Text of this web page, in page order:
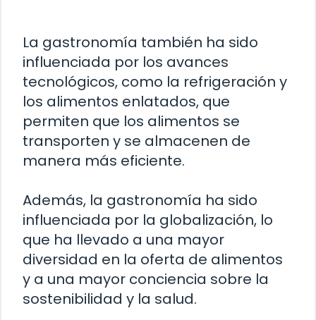
La gastronomía también ha sido
influenciada por los avances
tecnológicos, como la refrigeración y
los alimentos enlatados, que
permiten que los alimentos se
transporten y se almacenen de
manera más eficiente.
Además, la gastronomía ha sido
influenciada por la globalización, lo
que ha llevado a una mayor
diversidad en la oferta de alimentos
y a una mayor conciencia sobre la
sostenibilidad y la salud.